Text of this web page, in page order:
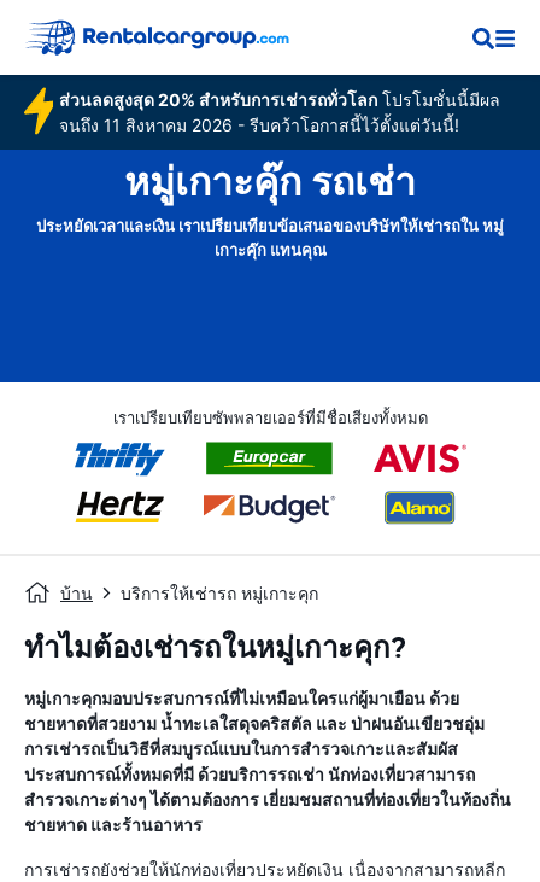
ส่วนลดสูงสุด 20% สำหรับการเช่ารถทั่วโลกโปรโมชั่นนี้มีผล
จนถึง 11 สิงหาคม 2026 - รีบคว้าโอกาสนี้ไว้ตั้งแต่วันนี้!
หมู่เกาะคุ๊ก รถเช่า
ประหยัดเวลาและเงิน เราเปรียบเทียบข้อเสนอของบริษัทให้เช่ารถใน หมู่
เกาะคุ๊ก แทนคุณ
เราเปรียบเทียบซัพพลายเออร์ที่มีชื่อเสียงทั้งหมด
บ้าน บริการให้เช่ารถ หมู่เกาะคุก
ทำไมต้องเช่ารถในหมู่เกาะคุก?
หมู่เกาะคุกมอบประสบการณ์ที่ไม่เหมือนใครแก่ผู้มาเยือน ด้วย
ชายหาดที่สวยงาม น้ำทะเลใสดุจคริสตัล และ ป่าฝนอันเขียวชอุ่ม
การเช่ารถเป็นวิธีที่สมบูรณ์แบบในการสำรวจเกาะและสัมผัส
ประสบการณ์ทั้งหมดที่มี ด้วยบริการรถเช่า นักท่องเที่ยวสามารถ
สำรวจเกาะต่างๆ ได้ตามต้องการ เยี่ยมชมสถานที่ท่องเที่ยวในท้องถิ่น
ชายหาด และร้านอาหาร
การเช่ารถยังช่วยให้นักท่องเที่ยวประหยัดเงิน เนื่องจากสามารถหลีก